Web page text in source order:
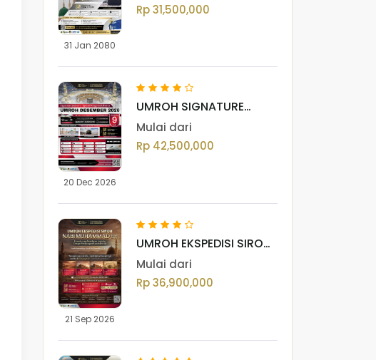
31 Jan 2080
Rp 31,500,000
20 Dec 2026
UMROH SIGNATURE
JOURNEY DESEMBER
2026
Mulai dari
Rp 42,500,000
21 Sep 2026
UMROH EKSPEDISI SIROH
NABI MUHAMMAD ﷺ |
BATCH II 2026 M / 1448 H
Mulai dari
Rp 36,900,000